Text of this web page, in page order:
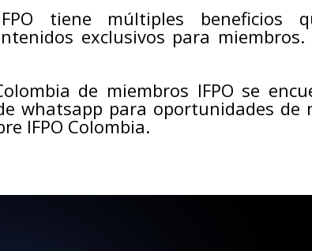
tiene múltiples beneficios
exclusivos para miembros.
de miembros IFPO se
whatsapp para oportunidades de
IFPO Colombia.